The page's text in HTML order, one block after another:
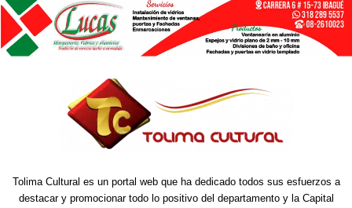
Tolima Cultural es un portal web que ha dedicado todos sus esfuerzos a
destacar y promocionar todo lo positivo del departamento y la Capital